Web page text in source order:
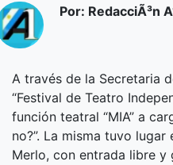
Por: RedacciÃ³n
A través de la Secretaria
“Festival de Teatro
función teatral “MIA” a
no?”. La misma tuvo
Merlo, con entrada libre